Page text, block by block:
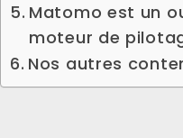
Matomo est un
moteur de
Nos autres